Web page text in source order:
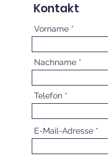
Kontakt
Vorname
Nachname
Telefon
E-Mail-Adresse